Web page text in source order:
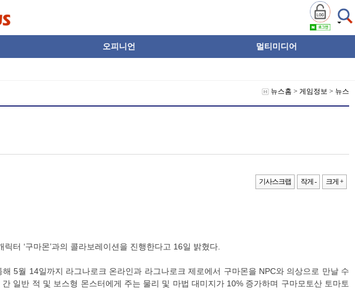
오피니언 멀티미디어
뉴스홈 > 게임정보 > 뉴스
기사스크랩 작게 - 크게 +
터 ‘구마몬’과의 콜라보레이션을 진행한다고 16일 밝혔다.
5월 14일까지 라그나로크 온라인과 라그나로크 제로에서 구마몬을 NPC와 의상으로 만날 수
일반 적 및 보스형 몬스터에게 주는 물리 및 마법 대미지가 10% 증가하며 구마모토산 토마토